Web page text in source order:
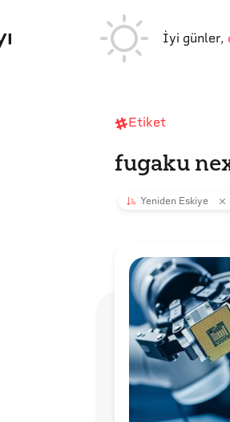
İyi günler,
Etiket
fugaku
Yeniden Eskiye